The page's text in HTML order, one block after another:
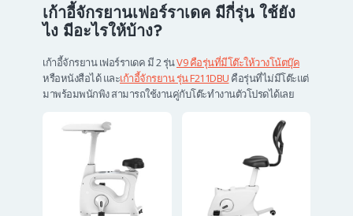
เก้าอี้จักรยานเฟอร์ราเดค มีกี่รุ่น ใช้ยัง
ไง มีอะไรให้บ้าง?
เก้าอี้จักรยาน เฟอร์ราเดค มี 2 รุ่นV9 คือรุ่นที่มีโต๊ะให้วางโน้ตบุ๊ค
หรือหนังสือได้ และเก้าอี้จักรยาน รุ่น F211DBU คือรุ่นที่ไม่มีโต๊ะแต่
มาพร้อมพนักพิง สามารถใช้งานคู่กับโต๊ะทำงานตัวโปรดได้เลย